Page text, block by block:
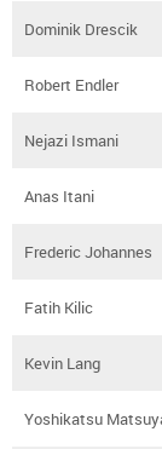
Dominik Drescik
Robert Endler
Nejazi Ismani
Anas Itani
Frederic Johannes
Fatih Kilic
Kevin Lang
Yoshikatsu